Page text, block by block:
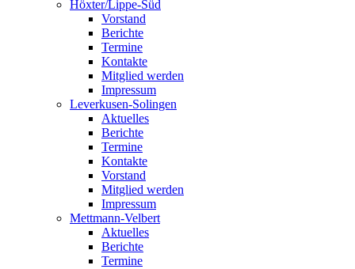
Höxter/Lippe-Süd
Vorstand
Berichte
Termine
Kontakte
Mitglied werden
Impressum
Leverkusen-Solingen
Aktuelles
Berichte
Termine
Kontakte
Vorstand
Mitglied werden
Impressum
Mettmann-Velbert
Aktuelles
Berichte
Termine